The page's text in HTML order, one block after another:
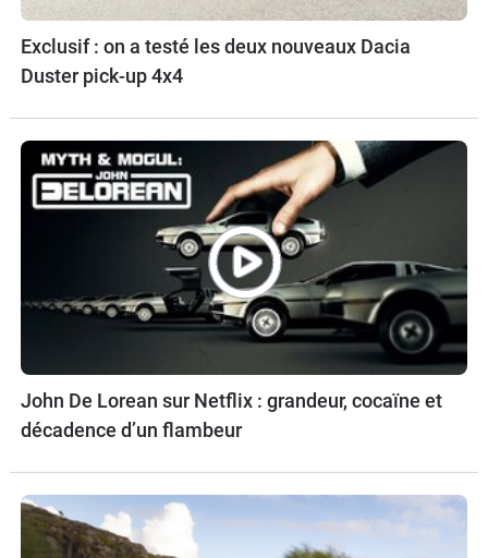
Exclusif : on a testé les deux nouveaux Dacia
Duster pick-up 4x4
John De Lorean sur Netflix : grandeur, cocaïne et
décadence d’un flambeur